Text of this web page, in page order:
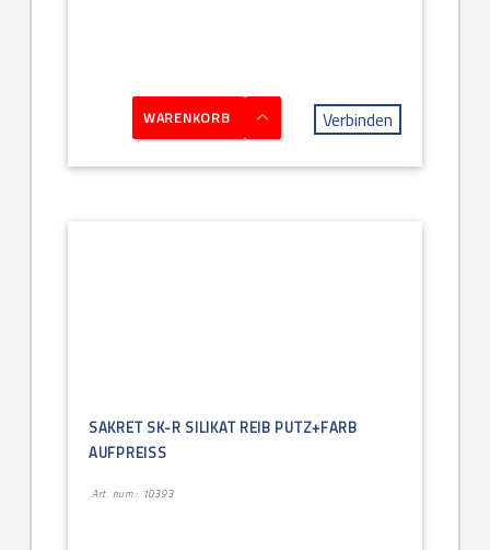
WARENKORB Verbinden
SAKRET SK-R SILIKAT REIB PUTZ+FARB
AUFPREISS
Art. num.: 10393